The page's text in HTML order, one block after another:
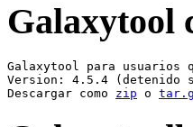
Galaxytool
Galaxytool para usuarios
Version: 4.5.4 (detenido
Descargar como zip o